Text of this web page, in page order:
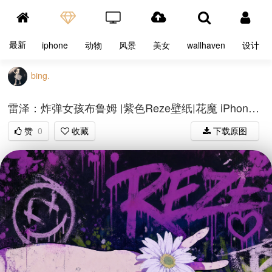
最新 iphone 动物 风景 美女 wallhaven 设计
bing.
雷泽：炸弹女孩布鲁姆 |紫色Reze壁纸|花魔 iPhone 艺术
赞 0 收藏 下载原图